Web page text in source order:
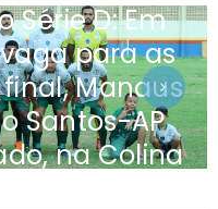
Série D: Em
para as
Manaus
Santos-AP
na Colina